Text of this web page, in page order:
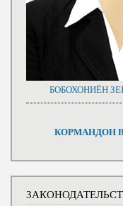
БОБОХОНИЁН
КОРМАНДОН